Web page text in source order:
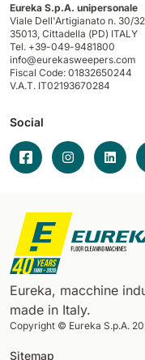
Eureka S.p.A. unipersonale
Viale Dell'Artigianato n. 30/32
35013, Cittadella (PD) ITALY
Tel. +39-049-9481800
info@eurekasweepers.com
Fiscal Code: 01832650244
V.A.T. IT02193670284
Social
Eureka, macchine
made in Italy.
Copyright © Eureka S.p.A.
Sitemap